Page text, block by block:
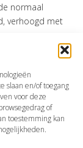
slaan en/of toegang
voor deze
of
toestemming kan
normaal
verhoogd met